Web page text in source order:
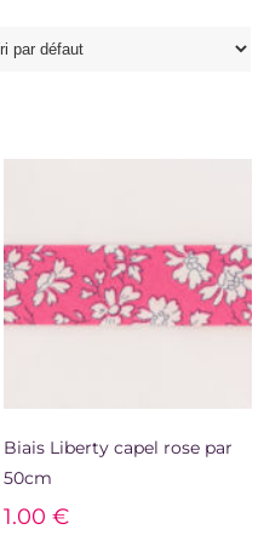
Biais Liberty capel rose par
50cm
1.00 €